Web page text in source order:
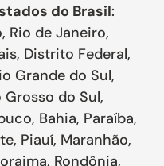
do Brasil:
Rio de Janeiro,
Distrito Federal,
Grande do Sul,
do Sul,
Bahia, Paraíba,
Piauí, Maranhão,
Rondônia,